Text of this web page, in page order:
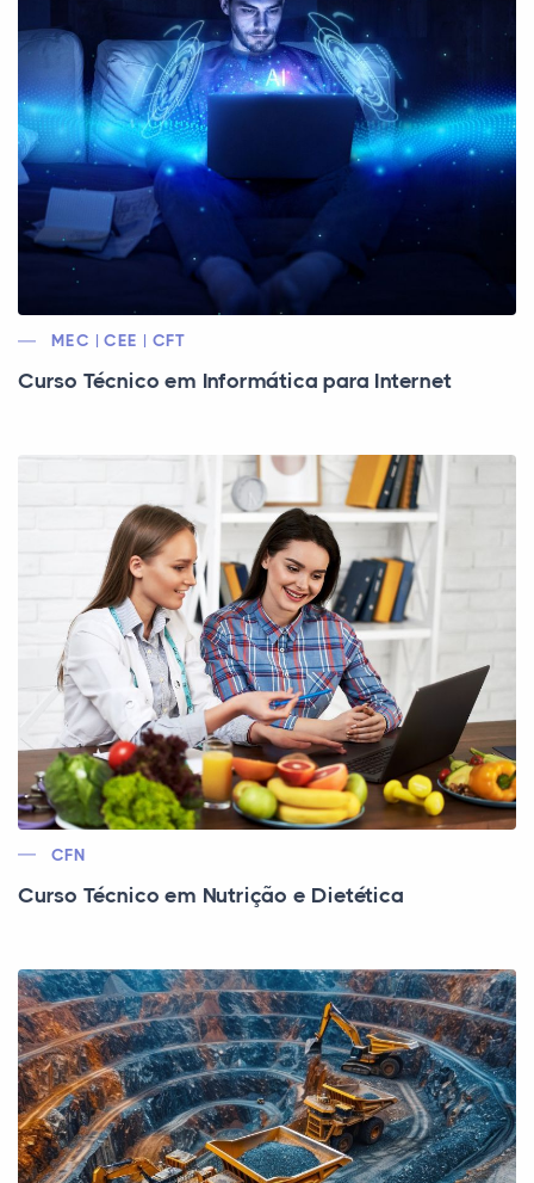
MEC | CEE | CFT
Curso Técnico em Informática para Internet
CFN
Curso Técnico em Nutrição e Dietética